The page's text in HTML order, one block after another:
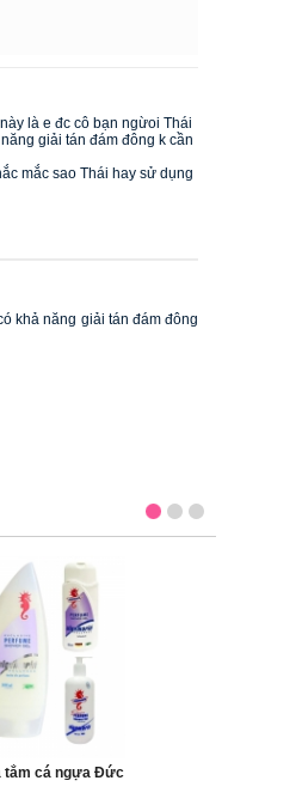
là e đc cô bạn ngừoi Thái
giải tán đám đông k cần
mắc sao Thái hay sử dụng
khả năng giải tán đám đông
tắm cá ngựa Đức